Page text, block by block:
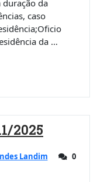
duração da
caso
da …
2025
Landim
0